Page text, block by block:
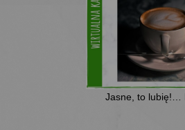
Jasne, to lubię!…